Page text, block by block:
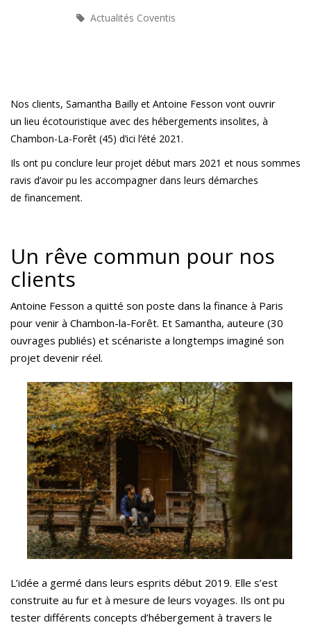
Actualités Coventis
Nos clients, Samantha Bailly et Antoine Fesson vont ouvrir
un lieu écotouristique avec des hébergements insolites, à
Chambon-La-Forêt (45) d’ici l’été 2021.
Ils ont pu conclure leur projet début mars 2021 et nous sommes
ravis d’avoir pu les accompagner dans leurs démarches
de financement.
Un rêve commun pour nos
clients
Antoine Fesson a quitté son poste dans la finance à Paris
pour venir à Chambon-la-Forêt. Et Samantha, auteure (30
ouvrages publiés) et scénariste a longtemps imaginé son
projet devenir réel.
L’idée a germé dans leurs esprits début 2019. Elle s’est
construite au fur et à mesure de leurs voyages. Ils ont pu
tester différents concepts d’hébergement à travers le